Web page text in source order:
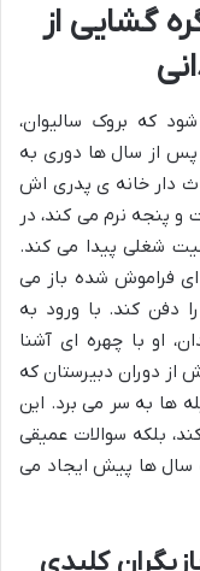
گشایی از
که بروک سالیوان،
پس از سال ها دوری به
دار خانه ی پدری اش
پنجه نرم می کند، در
شغلی پیدا می کند.
فراموش شده باز می
دفن کند. با ورود به
او با چهره ای آشنا
از دوران دبیرستان که
ها به سر می برد. این
بلکه سوالات عمیقی
سال ها پیش ایجاد می
کلیدی